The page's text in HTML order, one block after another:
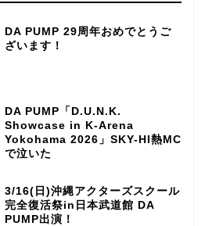
DA PUMP 29周年おめでとうご
ざいます！
DA PUMP「D.U.N.K.
Showcase in K-Arena
Yokohama 2026」SKY-HI熱MC
で泣いた
3/16(日)沖縄アクターズスクール
完全復活祭in日本武道館 DA
PUMP出演！